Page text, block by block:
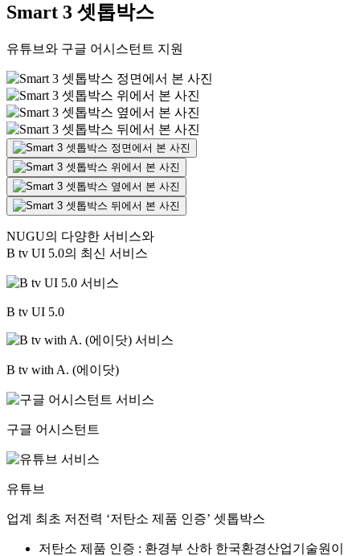
Smart 3 셋톱박스
유튜브와 구글 어시스턴트 지원
NUGU의 다양한 서비스와
B tv UI 5.0의 최신 서비스
B tv UI 5.0
B tv with A. (에이닷)
구글 어시스턴트
유튜브
업계 최초 저전력 ‘저탄소 제품 인증’ 셋톱박스
저탄소 제품 인증 : 환경부 산하 한국환경산업기술원이